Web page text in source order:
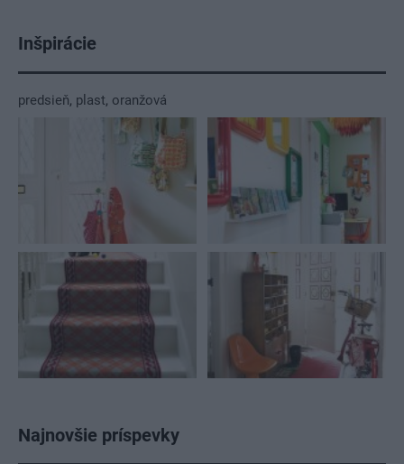
Inšpirácie
predsieň, plast, oranžová
Najnovšie príspevky